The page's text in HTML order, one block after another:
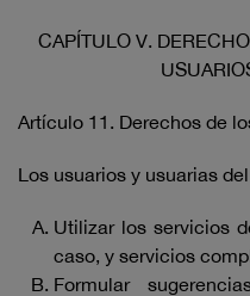
CAPÍTULO V.
Artículo 11. Derechos de
Los usuarios y usuarias
Utilizar los servicios
caso, y servicios
Formular